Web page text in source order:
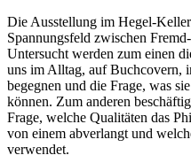
Die Ausstellung im Hegel-
Spannungsfeld zwischen
Untersucht werden zum einen
uns im Alltag, auf Buchcovern,
begegnen und die Frage, was
können. Zum anderen
Frage, welche Qualitäten das
von einem abverlangt und
verwendet.